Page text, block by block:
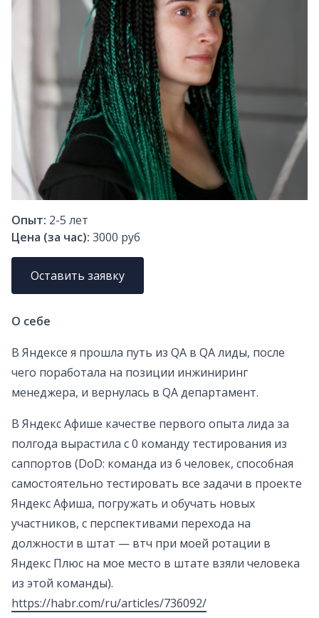
Опыт: 2-5 лет
Цена (за час): 3000 руб
Оставить заявку
О себе
В Яндексе я прошла путь из QA в QA лиды, после
чего поработала на позиции инжиниринг
менеджера, и вернулась в QA департамент.
В Яндекс Афише качестве первого опыта лида за
полгода вырастила с 0 команду тестирования из
саппортов (DoD: команда из 6 человек, способная
самостоятельно тестировать все задачи в проекте
Яндекс Афиша, погружать и обучать новых
участников, с перспективами перехода на
должности в штат — втч при моей ротации в
Яндекс Плюс на мое место в штате взяли человека
из этой команды).
https://habr.com/ru/articles/736092/